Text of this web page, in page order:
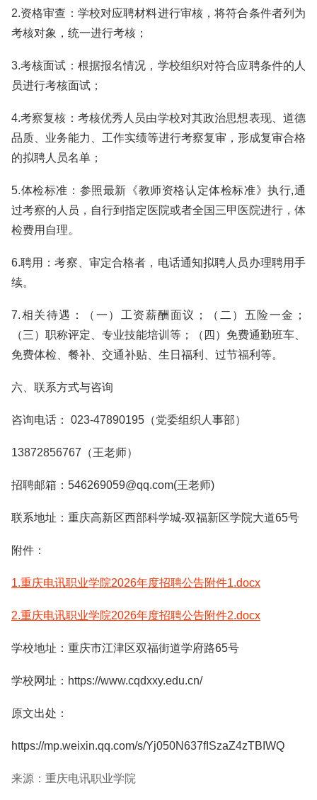
2.资格审查：学校对应聘材料进行审核，将符合条件者列为
考核对象，统一进行考核；
3.考核面试：根据报名情况，学校组织对符合应聘条件的人
员进行考核面试；
4.考察复核：考核优秀人员由学校对其政治思想表现、道德
品质、业务能力、工作实绩等进行考察复审，形成复审合格
的拟聘人员名单；
5.体检标准：参照最新《教师资格认定体检标准》执行,通
过考察的人员，自行到指定医院或者全国三甲医院进行，体
检费用自理。
6.聘用：考察、审定合格者，电话通知拟聘人员办理聘用手
续。
7.相关待遇：（一）工资薪酬面议；（二）五险一金；
（三）职称评定、专业技能培训等；（四）免费通勤班车、
免费体检、餐补、交通补贴、生日福利、过节福利等。
六、联系方式与咨询
咨询电话： 023-47890195（党委组织人事部）
13872856767（王老师）
招聘邮箱：546269059@qq.com(王老师)
联系地址：重庆高新区西部科学城-双福新区学院大道65号
附件：
1.重庆电讯职业学院2026年度招聘公告附件1.docx
2.重庆电讯职业学院2026年度招聘公告附件2.docx
学校地址：重庆市江津区双福街道学府路65号
学校网址：https://www.cqdxxy.edu.cn/
原文出处：
https://mp.weixin.qq.com/s/Yj050N637fISzaZ4zTBIWQ
来源：重庆电讯职业学院